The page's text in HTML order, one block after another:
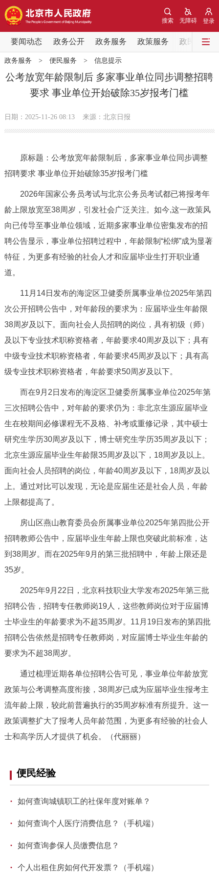
登录
无障碍
搜索
要闻动态 政务公开 政务服务 政策服务 政民互动
要闻动态
党中央精神 国务院信息
北京要闻 会议信息 部门动态
市领导 机构职能
决策公开
政务服务
便民服务 利企服务 投资项目
中介服务 阳光政务
12345网上接诉即办 我要咨询 我要建议
参与调查 在线访谈 图说互动
走进北京
北京概况 十六区概览 人文北京
绿色北京
多语种
한국어
ESPAÑOL العربية PORTUGUÊS
ITALIANO
回到顶部
政务服务 > 便民服务 > 信息提示
公考放宽年龄限制后 多家事业单位同步调整招聘
要求 事业单位开始破除35岁报考门槛
日期：2025-11-26 08:13 来源：北京日报
原标题：公考放宽年龄限制后，多家事业单位同步调整
招聘要求 事业单位开始破除35岁报考门槛
2026年国家公务员考试与北京公务员考试都已将报考年
龄上限放宽至38周岁，引发社会广泛关注。如今,这一政策风
向已传导至事业单位领域，近期多家事业单位密集发布的招
聘公告显示，事业单位招聘过程中，年龄限制“松绑”成为显著
特征，为更多有经验的社会人才和应届毕业生打开职业通
道。
11月14日发布的海淀区卫健委所属事业单位2025年第四
次公开招聘公告中，对年龄段的要求为：应届毕业生年龄限
38周岁及以下。面向社会人员招聘的岗位，具有初级（师）
及以下专业技术职称资格者，年龄要求40周岁及以下；具有
中级专业技术职称资格者，年龄要求45周岁及以下；具有高
级专业技术职称资格者，年龄要求50周岁及以下。
而在9月2日发布的海淀区卫健委所属事业单位2025年第
三次招聘公告中，对年龄的要求仍为：非北京生源应届毕业
生在校期间必修课程无不及格、补考或重修记录，其中硕士
研究生学历30周岁及以下，博士研究生学历35周岁及以下；
北京生源应届毕业生年龄限35周岁及以下，18周岁及以上。
面向社会人员招聘的岗位，年龄40周岁及以下，18周岁及以
上。通过对比可以发现，无论是应届生还是社会人员，年龄
上限都提高了。
房山区燕山教育委员会所属事业单位2025年第四批公开
招聘教师公告中，应届毕业生年龄上限也突破此前标准，达
到38周岁。而在2025年9月的第三批招聘中，年龄上限还是
35岁。
2025年9月22日，北京科技职业大学发布2025年第三批
招聘公告，招聘专任教师岗19人，这些教师岗位对于应届博
士毕业生的年龄要求为不超35周岁。11月19日发布的第四批
招聘公告依然是招聘专任教师岗，对应届博士毕业生年龄的
要求为不超38周岁。
通过梳理近期各单位招聘公告可见，事业单位年龄放宽
政策与公考调整高度衔接，38周岁已成为应届毕业生报考主
流年龄上限，较此前普遍执行的35周岁标准有所提升。这一
政策调整扩大了报考人员年龄范围，为更多有经验的社会人
士和高学历人才提供了机会。（代丽丽）
便民经验
· 如何查询城镇职工的社保年度对账单？
· 如何查询个人医疗消费信息？（手机端）
· 如何查询参保人员缴费信息？
· 个人出租住房如何代开发票？（手机端）